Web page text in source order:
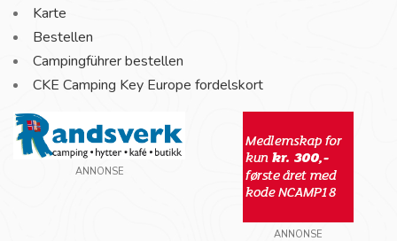
Karte
Bestellen
Campingführer bestellen
CKE Camping Key Europe fordelskort
ANNONSE
ANNONSE